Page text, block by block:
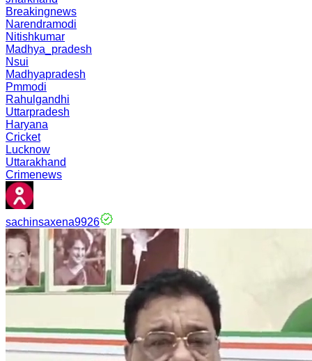
Breakingnews
Narendramodi
Nitishkumar
Madhya_pradesh
Nsui
Madhyapradesh
Pmmodi
Rahulgandhi
Uttarpradesh
Haryana
Cricket
Lucknow
Uttarakhand
Crimenews
sachinsaxena9926